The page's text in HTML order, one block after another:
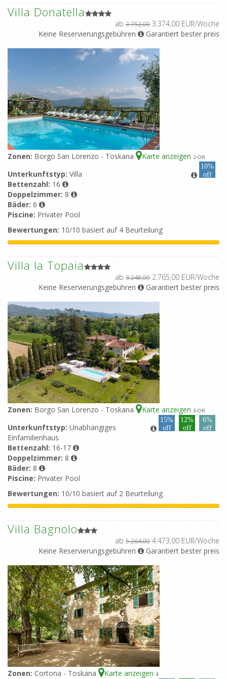
Villa Donatella
ab 3.752,00 3.374,00 EUR/Woche
Keine Reservierungsgebühren
Garantiert bester preis
Zonen: Borgo San Lorenzo - Toskana Karte anzeigen 2-OR
10%
off
Unterkunftstyp: Villa
Bettenzahl: 16
Doppelzimmer: 8
Bäder: 6
Piscine: Privater Pool
Bewertungen: 10/10 basiert auf 4 Beurteilung
Villa la Topaia
ab 3.248,00 2.765,00 EUR/Woche
Keine Reservierungsgebühren
Garantiert bester preis
Zonen: Borgo San Lorenzo - Toskana Karte anzeigen 3-OR
15%
off
12%
off
6%
off
Unterkunftstyp: Unabhängiges
Einfamilienhaus
Bettenzahl: 16-17
Doppelzimmer: 8
Bäder: 8
Piscine: Privater Pool
Bewertungen: 10/10 basiert auf 2 Beurteilung
Villa Bagnolo
ab 5.264,00 4.473,00 EUR/Woche
Keine Reservierungsgebühren
Garantiert bester preis
Zonen: Cortona - Toskana Karte anzeigen 4